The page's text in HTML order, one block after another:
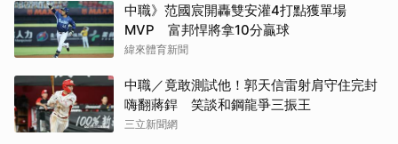
中職》范國宸開轟雙安灌4打點獲單場
MVP 富邦悍將拿10分贏球
緯來體育新聞
中職／竟敢測試他！郭天信雷射肩守住完封
嗨翻蔣銲 笑談和鋼龍爭三振王
三立新聞網